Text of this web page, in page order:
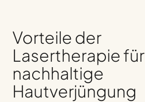
Vorteile der
Lasertherapie für
nachhaltige
Hautverjüngung